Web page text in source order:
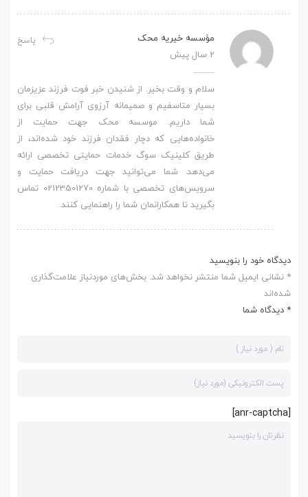
پاسخ
مؤسسه خیریه محک
2 سال پیش
سلام و وقت بخیر. از شنیدن خبر فوت فرزند عزیزمان
بسیار متاسفیم و صمیمانه آرزوی آرامش قلبی برای
شما داریم. موسسه محک جهت حمایت از
خانواده‌هایی که دچار فقدان فرزند خود شده‌اند، از
طریق کلینیک سوگ خدمات حمایتی تخصصی ارائه
می‌دهد. شما می‌توانید جهت دریافت حمایت و
سرویس‌های تخصصی با شماره 02123501270 تماس
بگیرید تا همکارانمان شما را راهنمایی کنند.
دیدگاه خود را بنویسید
* نشانی ایمیل شما منتشر نخواهد شد. بخش‌های موردنیاز علامت‌گذاری
شده‌اند
* دیدگاه شما
[anr-captcha]